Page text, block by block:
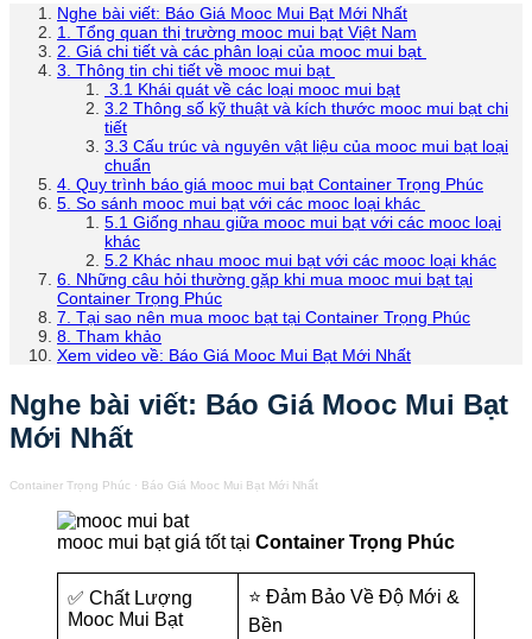
Nghe bài viết: Báo Giá Mooc Mui Bạt Mới Nhất
1. Tổng quan thị trường mooc mui bạt Việt Nam
2. Giá chi tiết và các phân loại của mooc mui bạt
3. Thông tin chi tiết về mooc mui bạt
3.1 Khái quát về các loại mooc mui bạt
3.2 Thông số kỹ thuật và kích thước mooc mui bạt chi
tiết
3.3 Cấu trúc và nguyên vật liệu của mooc mui bạt loại
chuẩn
4. Quy trình báo giá mooc mui bạt Container Trọng Phúc
5. So sánh mooc mui bạt với các mooc loại khác
5.1 Giống nhau giữa mooc mui bạt với các mooc loại
khác
5.2 Khác nhau mooc mui bạt với các mooc loại khác
6. Những câu hỏi thường gặp khi mua mooc mui bạt tại
Container Trọng Phúc
7. Tại sao nên mua mooc bạt tại Container Trọng Phúc
8. Tham khảo
Xem video về: Báo Giá Mooc Mui Bạt Mới Nhất
Nghe bài viết: Báo Giá Mooc Mui Bạt
Mới Nhất
Container Trọng Phúc · Báo Giá Mooc Mui Bạt Mới Nhất
mooc mui bạt giá tốt tại Container Trọng Phúc
✅ Chất Lượng
Mooc Mui Bạt
⭐ Đảm Bảo Về Độ Mới &
Bền